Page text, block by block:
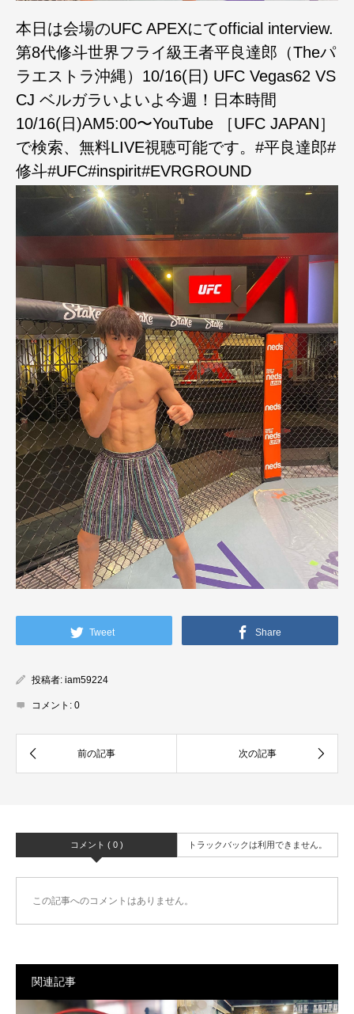
本日は会場のUFC APEXにてofficial interview.
第8代修斗世界フライ級王者平良達郎（Theパ
ラエストラ沖縄）10/16(日) UFC Vegas62 VS
CJ ベルガラいよいよ今週！日本時間
10/16(日)AM5:00〜YouTube ［UFC JAPAN］
で検索、無料LIVE視聴可能です。#平良達郎#
修斗#UFC#inspirit#EVRGROUND
Tweet Share
投稿者: iam59224
コメント: 0
コメント ( 0 ) トラックバックは利用できません。
この記事へのコメントはありません。
関連記事